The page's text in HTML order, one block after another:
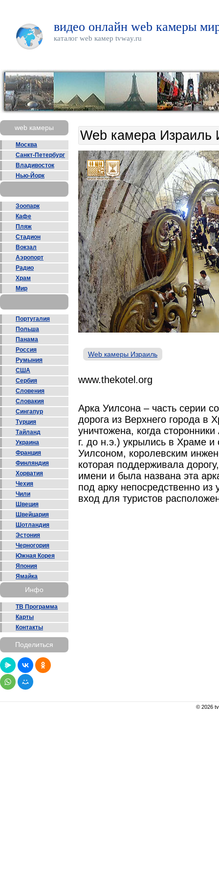
видео онлайн web камеры
каталог web камер tvway.ru
web камеры
Москва
Санкт-Петербург
Владивосток
Нью-Йорк
Зоопарк
Кафе
Пляж
Стадион
Вокзал
Аэропорт
Радио
Храм
Мир
Португалия
Польша
Панама
Россия
Румыния
США
Сербия
Словения
Словакия
Сингапур
Турция
Тайланд
Украина
Франция
Финляндия
Хорватия
Чехия
Чили
Швеция
Швейцария
Шотландия
Эстония
Черногория
Южная Корея
Япония
Ямайка
Инфо
ТВ Программа
Карты
Контакты
Поделиться
Web камера Израиль
Web камеры Израиль
www.thekotel.org
Арка Уилсона – часть серии
дорога из Верхнего города в
уничтожена, когда
г. до н.э.) укрылись в Храме и
Уилсоном, королевским
которая поддерживала
имени и была названа эта
под арку непосредственно из
вход для туристов
© 2026